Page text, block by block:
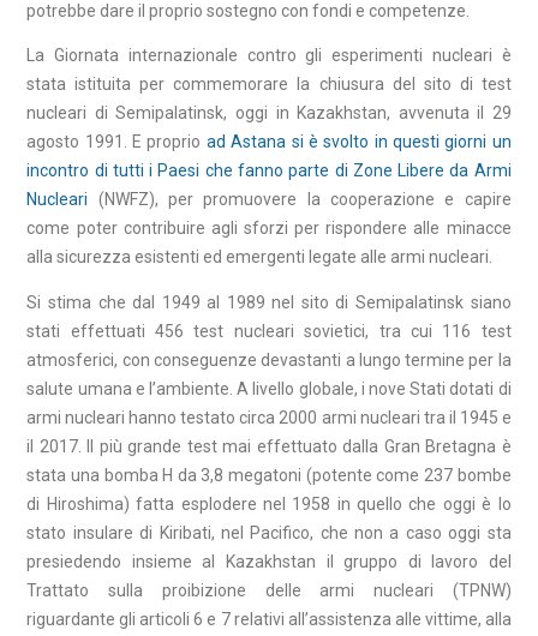
potrebbe dare il proprio sostegno con fondi e competenze.
La Giornata internazionale contro gli esperimenti nucleari è
stata istituita per commemorare la chiusura del sito di test
nucleari di Semipalatinsk, oggi in Kazakhstan, avvenuta il 29
agosto 1991. E proprio ad Astana si è svolto in questi giorni un
incontro di tutti i Paesi che fanno parte di Zone Libere da Armi
Nucleari (NWFZ), per promuovere la cooperazione e capire
come poter contribuire agli sforzi per rispondere alle minacce
alla sicurezza esistenti ed emergenti legate alle armi nucleari.
Si stima che dal 1949 al 1989 nel sito di Semipalatinsk siano
stati effettuati 456 test nucleari sovietici, tra cui 116 test
atmosferici, con conseguenze devastanti a lungo termine per la
salute umana e l’ambiente. A livello globale, i nove Stati dotati di
armi nucleari hanno testato circa 2000 armi nucleari tra il 1945 e
il 2017. Il più grande test mai effettuato dalla Gran Bretagna è
stata una bomba H da 3,8 megatoni (potente come 237 bombe
di Hiroshima) fatta esplodere nel 1958 in quello che oggi è lo
stato insulare di Kiribati, nel Pacifico, che non a caso oggi sta
presiedendo insieme al Kazakhstan il gruppo di lavoro del
Trattato sulla proibizione delle armi nucleari (TPNW)
riguardante gli articoli 6 e 7 relativi all’assistenza alle vittime, alla